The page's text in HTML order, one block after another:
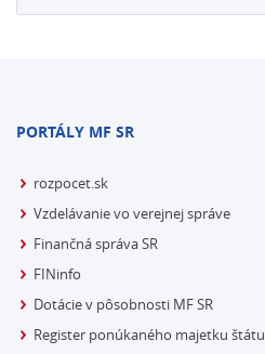
PORTÁLY MF SR
rozpocet.sk
Vzdelávanie vo verejnej správe
Finančná správa SR
FINinfo
Dotácie v pôsobnosti MF SR
Register ponúkaného majetku štátu